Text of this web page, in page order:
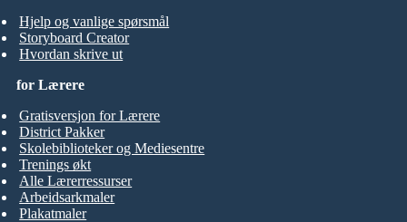
Hjelp og vanlige spørsmål
Storyboard Creator
Hvordan skrive ut
for Lærere
Gratisversjon for Lærere
District Pakker
Skolebiblioteker og Mediesentre
Trenings økt
Alle Lærerressurser
Arbeidsarkmaler
Plakatmaler